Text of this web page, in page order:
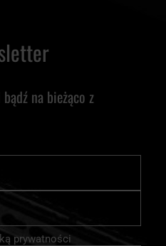
na bieżąco z
prywatności